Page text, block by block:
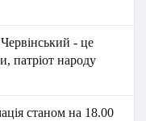
- це
патріот народу
станом на 18.00